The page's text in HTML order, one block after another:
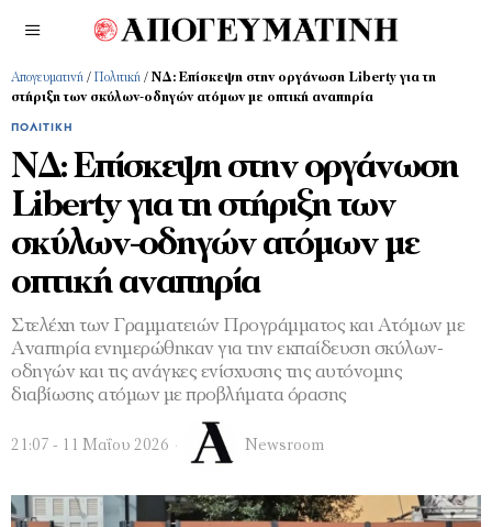
Απογευματινή / Πολιτική / ΝΔ: Επίσκεψη στην οργάνωση Liberty για τη
στήριξη των σκύλων-οδηγών ατόμων με οπτική αναπηρία
ΠΟΛΙΤΙΚΉ
ΝΔ: Επίσκεψη στην οργάνωση
Liberty για τη στήριξη των
σκύλων-οδηγών ατόμων με
οπτική αναπηρία
Στελέχη των Γραμματειών Προγράμματος και Ατόμων με
Αναπηρία ενημερώθηκαν για την εκπαίδευση σκύλων-
οδηγών και τις ανάγκες ενίσχυσης της αυτόνομης
διαβίωσης ατόμων με προβλήματα όρασης
21:07 - 11 Μαΐου 2026 Newsroom